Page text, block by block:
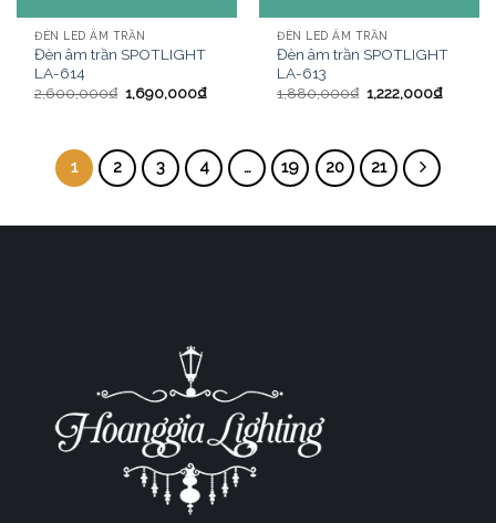
ĐÈN LED ÂM TRẦN
Đèn âm trần SPOTLIGHT
LA-614
2,600,000₫ 1,690,000₫
ĐÈN LED ÂM TRẦN
Đèn âm trần SPOTLIGHT
LA-613
1,880,000₫ 1,222,000₫
1 2 3 4 … 19 20 21